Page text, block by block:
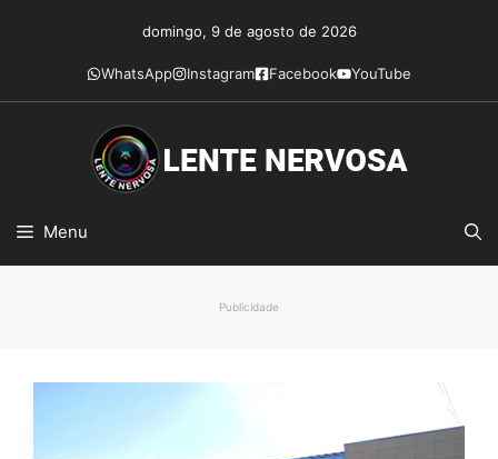
conteúdo
domingo, 9 de agosto de 2026
WhatsApp Instagram Facebook YouTube
Menu
Publicidade